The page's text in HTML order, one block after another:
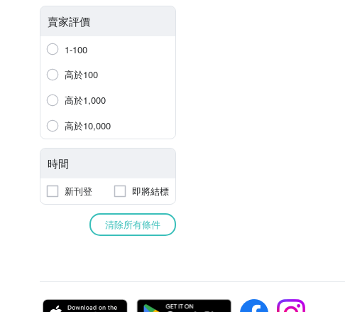
賣家評價
1-100
高於100
高於1,000
高於10,000
時間
新刊登 即將結標
清除所有條件